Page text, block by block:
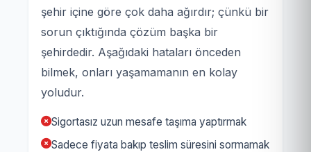
şehir içine göre çok daha ağırdır; çünkü bir
sorun çıktığında çözüm başka bir
şehirdedir. Aşağıdaki hataları önceden
bilmek, onları yaşamamanın en kolay
yoludur.
Sigortasız uzun mesafe taşıma yaptırmak
Sadece fiyata bakıp teslim süresini sormamak